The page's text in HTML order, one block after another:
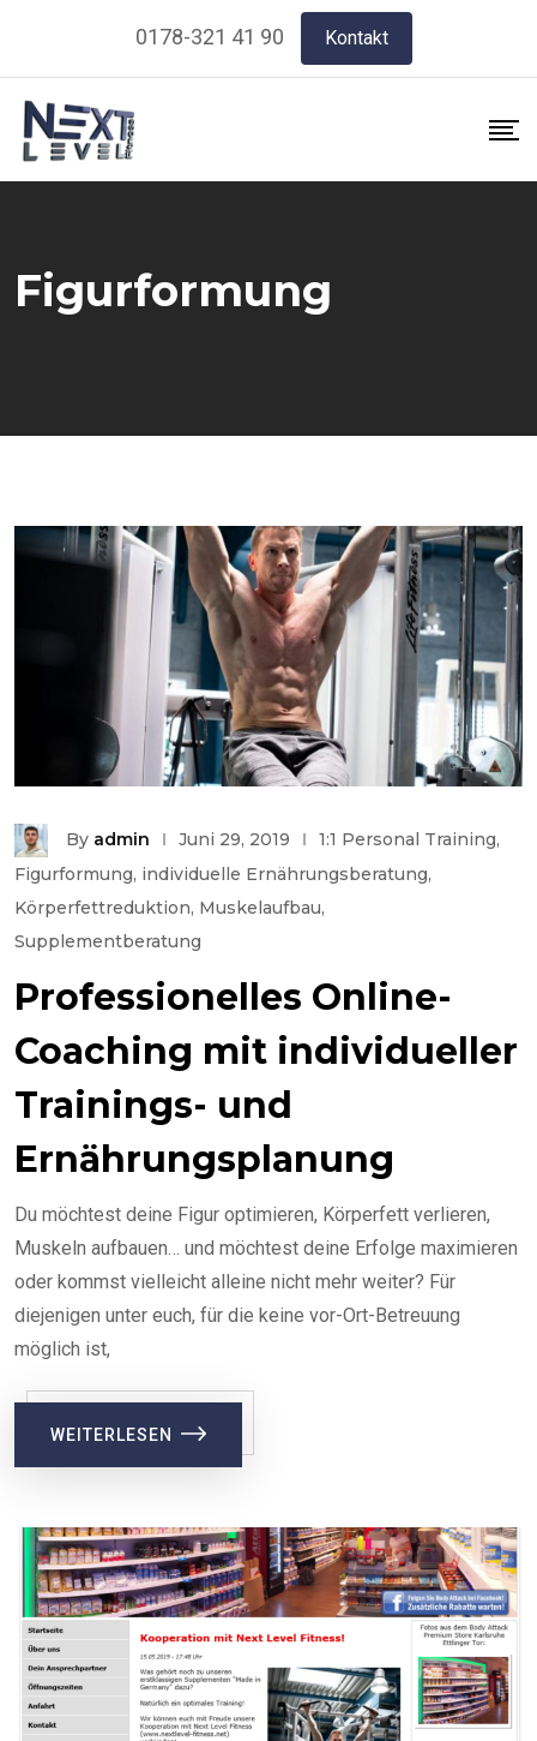
content
0178-321 41 90 Kontakt
Figurformung
By admin Juni 29, 2019 1:1 Personal Training,
Figurformung, individuelle Ernährungsberatung,
Körperfettreduktion, Muskelaufbau,
Supplementberatung
Professionelles Online-
Coaching mit individueller
Trainings- und
Ernährungsplanung
Du möchtest deine Figur optimieren, Körperfett verlieren,
Muskeln aufbauen… und möchtest deine Erfolge maximieren
oder kommst vielleicht alleine nicht mehr weiter? Für
diejenigen unter euch, für die keine vor-Ort-Betreuung
möglich ist,
WEITERLESEN